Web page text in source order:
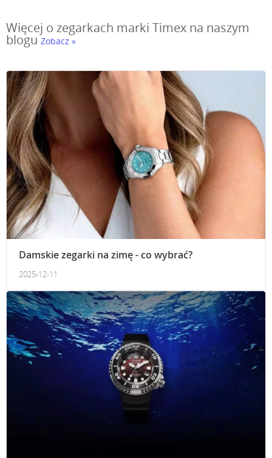
Więcej o zegarkach marki Timex na naszym
bloguZobacz »
Damskie zegarki na zimę - co wybrać?
2025-12-11